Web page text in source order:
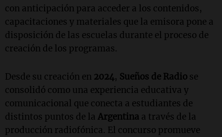
con anticipación para acceder a los contenidos,
capacitaciones y materiales que la emisora pone a
disposición de las escuelas durante el proceso de
creación de los programas.
Desde su creación en 2024, Sueños de Radio se
consolidó como una experiencia educativa y
comunicacional que conecta a estudiantes de
distintos puntos de la Argentina a través de la
producción radiofónica. El concurso promueve